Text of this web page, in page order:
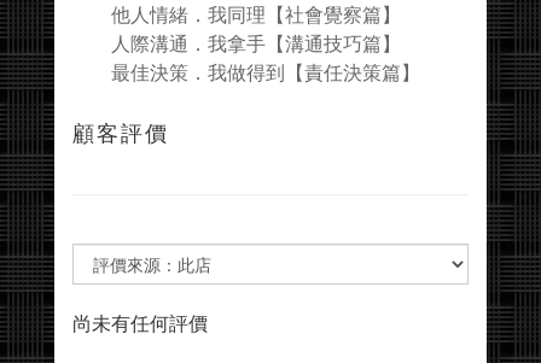
他人情緒．我同理【社會覺察篇】
人際溝通．我拿手【溝通技巧篇】
最佳決策．我做得到【責任決策篇】
顧客評價
尚未有任何評價